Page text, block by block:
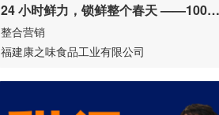
24 小时鲜力，锁鲜整个春天 ——100%
NFC 鲜榨桑椹果汁全渠道突围案例
整合营销
福建康之味食品工业有限公司